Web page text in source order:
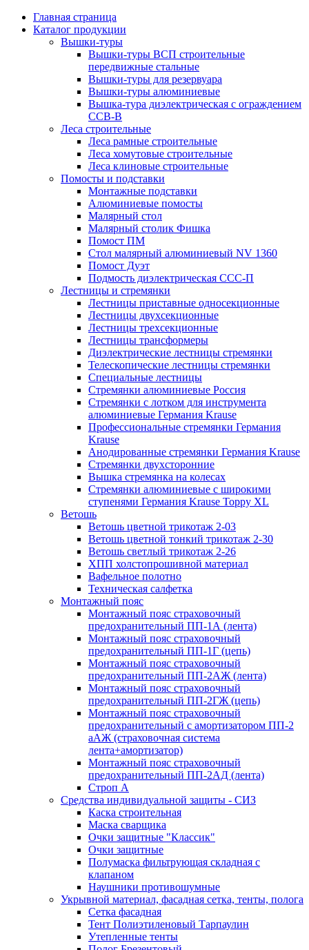
Главная страница
Каталог продукции
Вышки-туры
Вышки-туры ВСП строительные
передвижные стальные
Вышки-туры для резервуара
Вышки-туры алюминиевые
Вышка-тура диэлектрическая с ограждением
ССВ-В
Леса строительные
Леса рамные строительные
Леса хомутовые строительные
Леса клиновые строительные
Помосты и подставки
Монтажные подставки
Алюминиевые помосты
Малярный стол
Малярный столик Фишка
Помост ПМ
Стол малярный алюминиевый NV 1360
Помост Дуэт
Подмость диэлектрическая ССС-П
Лестницы и стремянки
Лестницы приставные односекционные
Лестницы двухсекционные
Лестницы трехсекционные
Лестницы трансформеры
Диэлектрические лестницы стремянки
Телескопические лестницы стремянки
Специальные лестницы
Стремянки алюминиевые Россия
Стремянки c лотком для инструмента
алюминиевые Германия Krause
Профессиональные стремянки Германия
Krause
Анодированные стремянки Германия Krause
Стремянки двухсторонние
Вышка стремянка на колесах
Стремянки алюминиевые c широкими
ступенями Германия Krause Toppy XL
Ветошь
Ветошь цветной трикотаж 2-03
Ветошь цветной тонкий трикотаж 2-30
Ветошь светлый трикотаж 2-26
ХПП холстопрошивной материал
Вафельное полотно
Техническая салфетка
Монтажный пояс
Монтажный пояс страховочный
предохранительный ПП-1А (лента)
Монтажный пояс страховочный
предохранительный ПП-1Г (цепь)
Монтажный пояс страховочный
предохранительный ПП-2АЖ (лента)
Монтажный пояс страховочный
предохранительный ПП-2ГЖ (цепь)
Монтажный пояс страховочный
предохранительный с амортизатором ПП-2
аАЖ (страховочная система
лента+амортизатор)
Монтажный пояс страховочный
предохранительный ПП-2АД (лента)
Строп А
Средства индивидуальной защиты - СИЗ
Каска строительная
Маска сварщика
Очки защитные "Классик"
Очки защитные
Полумаска фильтрующая складная с
клапаном
Наушники противошумные
Укрывной материал, фасадная сетка, тенты, полога
Сетка фасадная
Тент Полиэтиленовый Тарпаулин
Утепленные тенты